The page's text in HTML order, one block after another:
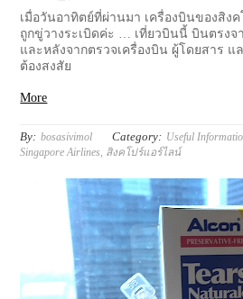
เมื่อวันอาทิตย์ที่ผ่านมา เครื่องบินของสิง
ถูกขู่วางระเบิดค่ะ … เที่ยวบินนี้ บินตรง
และหลังจากตรวจเครื่องบิน ผู้โดยสาร แ
ต้องสงสัย
More
By: bosasivimol Category: Useful
Singapore Airlines, สิงคโปร์แอร์ไลน์